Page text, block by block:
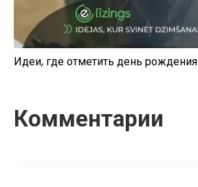
Идеи, где отметить день рождения
Комментарии